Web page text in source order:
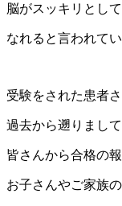
脳がスッキリとし
なれると言われてい
受験をされた患者
過去から遡りまし
皆さんから合格の
お子さんやご家族